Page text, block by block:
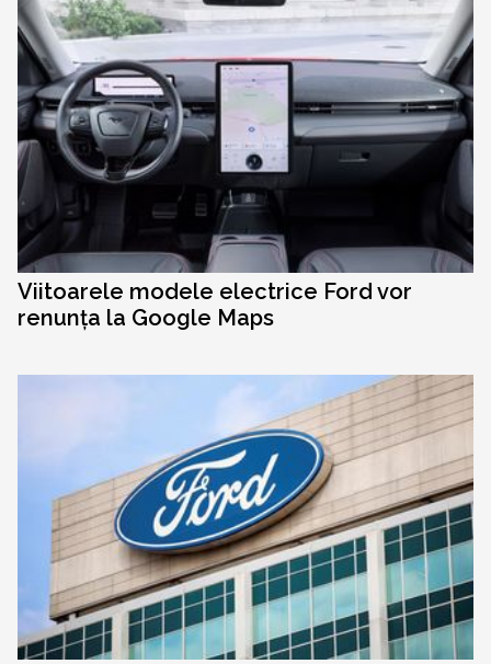
Viitoarele modele electrice Ford vor
renunța la Google Maps